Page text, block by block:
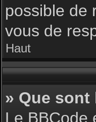
possible de
vous de
Haut
» Que sont
Le BBCode